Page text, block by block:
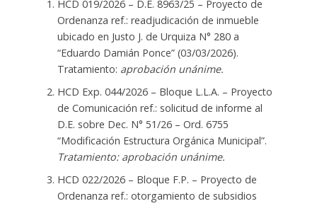
HCD 019/2026 – D.E. 8963/25 – Proyecto de
Ordenanza ref.: readjudicación de inmueble
ubicado en Justo J. de Urquiza N° 280 a
“Eduardo Damián Ponce” (03/03/2026).
Tratamiento: aprobación unánime.
HCD Exp. 044/2026 – Bloque L.L.A. – Proyecto
de Comunicación ref.: solicitud de informe al
D.E. sobre Dec. N° 51/26 – Ord. 6755
“Modificación Estructura Orgánica Municipal”.
Tratamiento: aprobación unánime.
HCD 022/2026 – Bloque F.P. – Proyecto de
Ordenanza ref.: otorgamiento de subsidios